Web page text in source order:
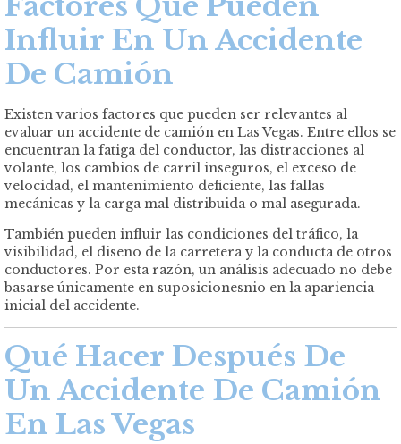
Influir En Un Accidente
De Camión
Existen varios factores que pueden ser relevantes al
evaluar un accidente de camión en Las Vegas. Entre ellos se
encuentran la fatiga del conductor, las distracciones al
volante, los cambios de carril inseguros, el exceso de
velocidad, el mantenimiento deficiente, las fallas
mecánicas y la carga mal distribuida o mal asegurada.
También pueden influir las condiciones del tráfico, la
visibilidad, el diseño de la carretera y la conducta de otros
conductores. Por esta razón, un análisis adecuado no debe
basarse únicamente en suposicionesnio en la apariencia
inicial del accidente.
Qué Hacer Después De
Un Accidente De Camión
En Las Vegas